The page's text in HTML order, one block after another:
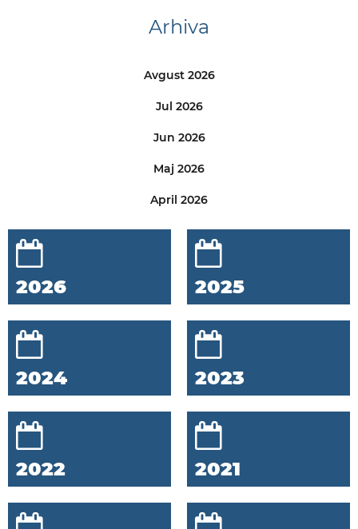
Arhiva
Avgust 2026
Jul 2026
Jun 2026
Maj 2026
April 2026
2026 2025
2024 2023
2022 2021